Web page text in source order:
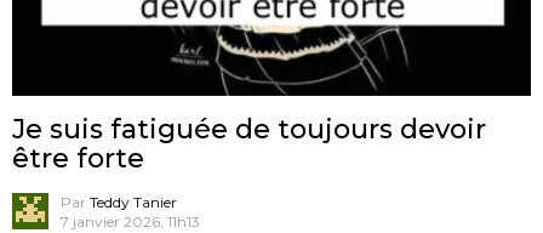
Je suis fatiguée de toujours devoir
être forte
Par Teddy Tanier
7 janvier 2026, 11h13